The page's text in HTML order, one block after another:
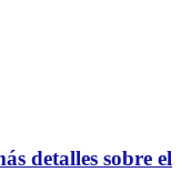
detalles sobre el